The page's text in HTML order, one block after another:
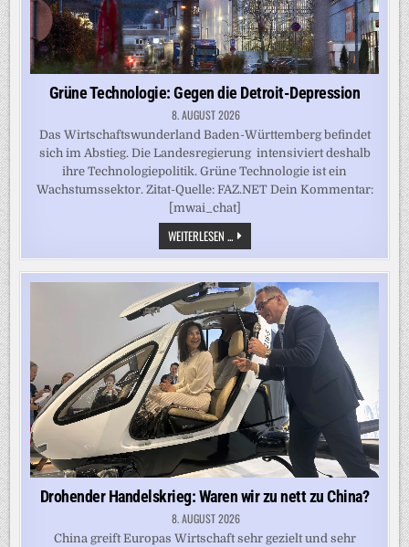
Grüne Technologie: Gegen die Detroit-Depression
8. AUGUST 2026
Das Wirtschaftswunderland Baden-Württemberg befindet
sich im Abstieg. Die Landesregierung intensiviert deshalb
ihre Technologiepolitik. Grüne Technologie ist ein
Wachstumssektor. Zitat-Quelle: FAZ.NET Dein Kommentar:
[mwai_chat]
WEITERLESEN ... GRÜNE
TECHNOLOGIE:
GEGEN
DIE
DETROIT-
DEPRESSION
Drohender Handelskrieg: Waren wir zu nett zu China?
8. AUGUST 2026
China greift Europas Wirtschaft sehr gezielt und sehr